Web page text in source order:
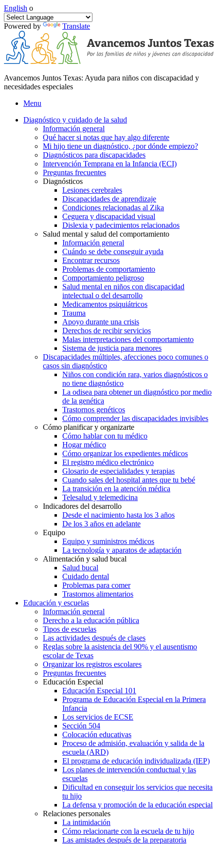
English o
Powered by Translate
Avancemos Juntos Texas: Ayuda para niños con discapacidad y
necesidades especiales
Menu
Diagnóstico y cuidado de la salud
Información general
Qué hacer si notas que hay algo diferente
Mi hijo tiene un diagnóstico, ¿por dónde empiezo?
Diagnósticos para discapacidades
Intervención Temprana en la Infancia (ECI)
Preguntas frecuentes
Diagnósticos
Lesiones cerebrales
Discapacidades de aprendizaje
Condiciones relacionadas al Zika
Ceguera y discapacidad visual
Dislexia y padecimientos relacionados
Salud mental y salud del comportamiento
Información general
Cuándo se debe conseguir ayuda
Encontrar recursos
Problemas de comportamiento
Comportamiento peligroso
Salud mental en niños con discapacidad
intelectual o del desarrollo
Medicamentos psiquiátricos
Trauma
Apoyo durante una crisis
Derechos de recibir servicios
Malas interpretaciones del comportamiento
Sistema de justicia para menores
Discapacidades múltiples, afecciones poco comunes o
casos sin diagnóstico
Niños con condición rara, varios diagnósticos o
no tiene diagnóstico
La odisea para obtener un diagnóstico por medio
de la genética
Trastornos genéticos
Cómo comprender las discapacidades invisibles
Cómo planificar y organizarte
Cómo hablar con tu médico
Hogar médico
Cómo organizar los expedientes médicos
El registro médico electrónico
Glosario de especialidades y terapias
Cuando sales del hospital antes que tu bebé
La transición en la atención médica
Telesalud y telemedicina
Indicadores del desarrollo
Desde el nacimiento hasta los 3 años
De los 3 años en adelante
Equipo
Equipo y suministros médicos
La tecnología y aparatos de adaptación
Alimentación y salud bucal
Salud bucal
Cuidado dental
Problemas para comer
Trastornos alimentarios
Educación y escuelas
Información general
Derecho a la educación pública
Tipos de escuelas
Las actividades después de clases
Reglas sobre la asistencia del 90% y el ausentismo
escolar de Texas
Organizar los registros escolares
Preguntas frecuentes
Educación Especial
Educación Especial 101
Programa de Educación Especial en la Primera
Infancia
Los servicios de ECSE
Sección 504
Colocación educativas
Proceso de admisión, evaluación y salida de la
escuela (ARD)
El programa de educación individualizada (IEP)
Los planes de intervención conductual y las
escuelas
Dificultad en conseguir los servicios que necesita
tu hijo
La defensa y promoción de la educación especial
Relaciones personales
La intimidación
Cómo relacionarte con la escuela de tu hijo
Las amistades después de la preparatoria